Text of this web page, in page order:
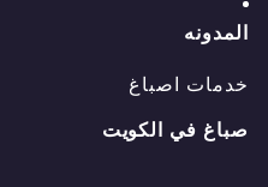
المدونه
خدمات اصباغ
صباغ في الكويت